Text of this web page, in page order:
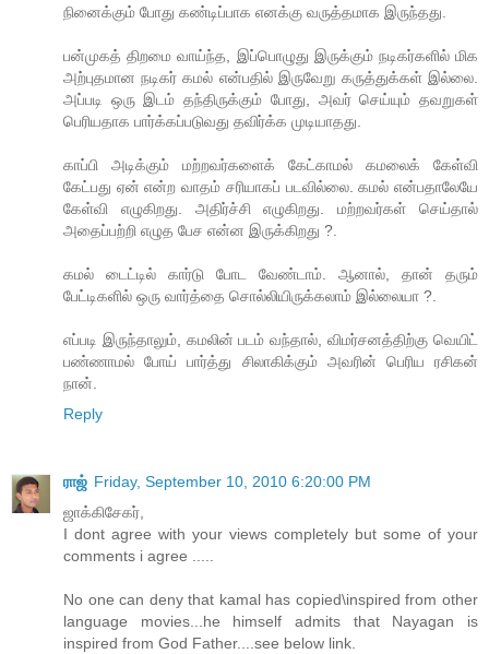
நினைக்கும் போது கண்டிப்பாக எனக்கு வருத்தமாக இருந்தது.
பன்முகத் திறமை வாய்ந்த, இப்பொழுது இருக்கும் நடிகர்களில் மிக
அற்புதமான நடிகர் கமல் என்பதில் இருவேறு கருத்துக்கள் இல்லை.
அப்படி ஒரு இடம் தந்திருக்கும் போது, அவர் செய்யும் தவறுகள்
பெரியதாக பார்க்கப்படுவது தவிர்க்க முடியாதது.
காப்பி அடிக்கும் மற்றவர்களைக் கேட்காமல் கமலைக் கேள்வி
கேட்பது ஏன் என்ற வாதம் சரியாகப் படவில்லை. கமல் என்பதாலேயே
கேள்வி எழுகிறது. அதிர்ச்சி எழுகிறது. மற்றவர்கள் செய்தால்
அதைப்பற்றி எழுத பேச என்ன இருக்கிறது ?.
கமல் டைட்டில் கார்டு போட வேண்டாம். ஆனால், தான் தரும்
பேட்டிகளில் ஒரு வார்த்தை சொல்லியிருக்கலாம் இல்லையா ?.
எப்படி இருந்தாலும், கமலின் படம் வந்தால், விமர்சனத்திற்கு வெயிட்
பண்ணாமல் போய் பார்த்து சிலாகிக்கும் அவரின் பெரிய ரசிகன்
நான்.
Reply
ராஜ் Friday, September 10, 2010 6:20:00 PM
ஜாக்கிசேகர்,
I dont agree with your views completely but some of your
comments i agree .....
No one can deny that kamal has copied\inspired from other
language movies...he himself admits that Nayagan is
inspired from God Father....see below link.